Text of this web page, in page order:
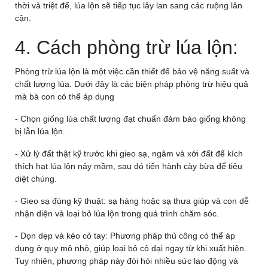
thời và triệt để, lúa lộn sẽ tiếp tục lây lan sang các ruộng lân
cận.
4. Cách phòng trừ lúa lộn:
Phòng trừ lúa lộn là một việc cần thiết để bảo vệ năng suất và
chất lượng lúa. Dưới đây là các biện pháp phòng trừ hiệu quả
mà bà con có thể áp dụng
- Chọn giống lúa chất lượng đạt chuẩn đảm bảo giống không
bị lẫn lúa lộn.
- Xử lý đất thật kỹ trước khi gieo sạ, ngâm và xới đất để kích
thích hạt lúa lộn nảy mầm, sau đó tiến hành cày bừa để tiêu
diệt chúng.
- Gieo sạ đúng kỹ thuật: sạ hàng hoặc sạ thưa giúp và con dễ
nhận diện và loại bỏ lúa lộn trong quá trình chăm sóc.
- Dọn dẹp và kéo cỏ tay: Phương pháp thủ công có thể áp
dụng ở quy mô nhỏ, giúp loại bỏ cỏ dại ngay từ khi xuất hiện.
Tuy nhiên, phương pháp này đòi hỏi nhiều sức lao động và